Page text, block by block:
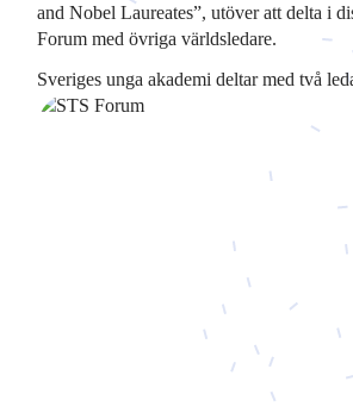
and Nobel Laureates”, utöver att delta i
Forum med övriga världsledare.
Sveriges unga akademi deltar med två